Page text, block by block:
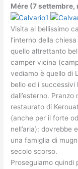
Mére (7 settembre,
Visita al bellissimo
l’interno della
quello altrettanto
camper vicina
vediamo è quello di
bello ed i successivi
dall’esterno.
restaurato di
(anche per il forte
nell’aria): dovrebbe
una famiglia di
secolo scorso.
Proseguiamo quindi